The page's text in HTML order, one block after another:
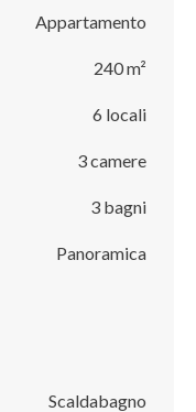
Appartamento
240 m²
6 locali
3 camere
3 bagni
Panoramica
Scaldabagno